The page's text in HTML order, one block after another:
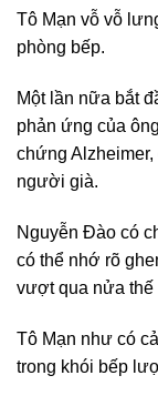
Tô Mạn vỗ vỗ
phòng bếp.
Một lần nữa bắt
phản ứng của
chứng
người già.
Nguyễn Đào có
có thể nhớ rõ
vượt qua nửa thế
Tô Mạn như có
trong khói bếp